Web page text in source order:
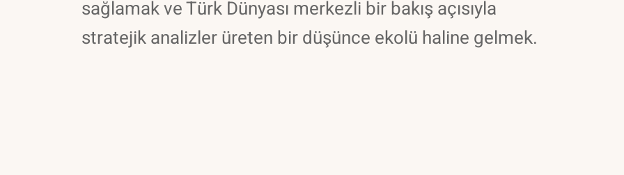
sağlamak ve Türk Dünyası merkezli bir bakış açısıyla
stratejik analizler üreten bir düşünce ekolü haline gelmek.